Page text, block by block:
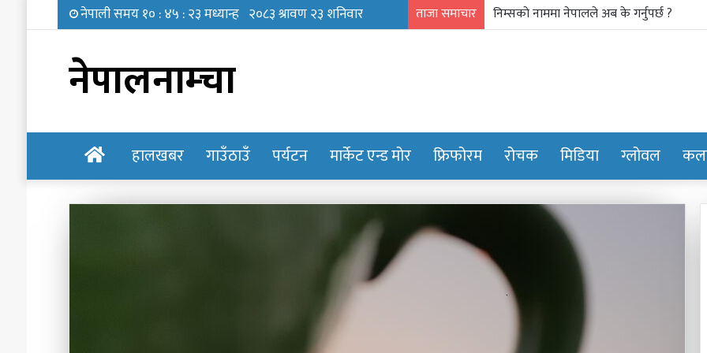
ताजा समाचार गाउँ पर्यटन प्रवर्द्धन मञ्च-नेपालकाे गण्डकी
नेपालनाम्चा
होमपेजहालखबर गाउँठाउँ पर्यटन मार्केट एन्ड मोर फ्रिफोरम रोचक मिडिया ग्लोवल
शालीन
व्यक्तित्व,